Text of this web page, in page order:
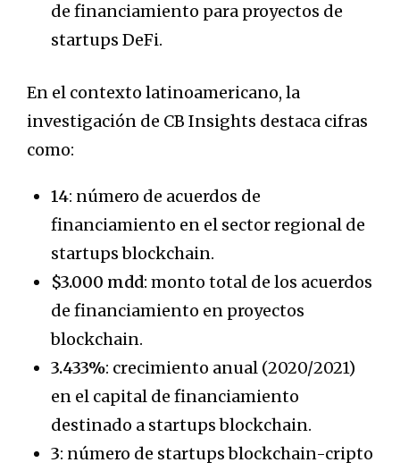
de financiamiento para proyectos de
startups DeFi.
En el contexto latinoamericano, la
investigación de CB Insights destaca cifras
como:
14: número de acuerdos de
financiamiento en el sector regional de
startups blockchain.
$3.000 mdd: monto total de los acuerdos
de financiamiento en proyectos
blockchain.
3.433%: crecimiento anual (2020/2021)
en el capital de financiamiento
destinado a startups blockchain.
3: número de startups blockchain-cripto